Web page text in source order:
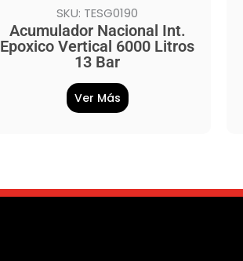
SKU: TESG0190
Acumulador Nacional Int.
Epoxico Vertical 6000 Litros
13 Bar
Ver Más